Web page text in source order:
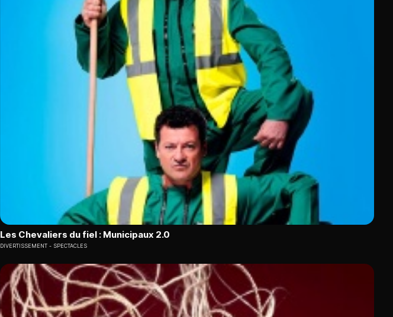
Les Chevaliers du fiel : Municipaux 2.0
DIVERTISSEMENT SPECTACLES